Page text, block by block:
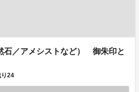
石／アメシストなど） 御朱印と
24